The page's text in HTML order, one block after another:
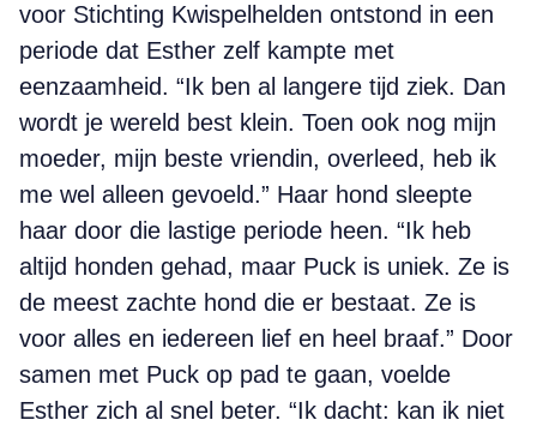
voor Stichting Kwispelhelden ontstond in een
periode dat Esther zelf kampte met
eenzaamheid. “Ik ben al langere tijd ziek. Dan
wordt je wereld best klein. Toen ook nog mijn
moeder, mijn beste vriendin, overleed, heb ik
me wel alleen gevoeld.” Haar hond sleepte
haar door die lastige periode heen. “Ik heb
altijd honden gehad, maar Puck is uniek. Ze is
de meest zachte hond die er bestaat. Ze is
voor alles en iedereen lief en heel braaf.” Door
samen met Puck op pad te gaan, voelde
Esther zich al snel beter. “Ik dacht: kan ik niet